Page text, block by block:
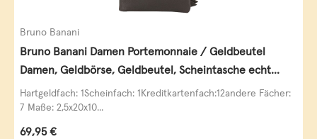
Bruno Banani
Bruno Banani Damen Portemonnaie / Geldbeutel
Damen, Geldbörse, Geldbeutel, Scheintasche echt
Leder
Hartgeldfach: 1Scheinfach: 1Kreditkartenfach:12andere Fächer:
7 Maße: 2,5x20x10...
Regulärer Preis:
69,95 €